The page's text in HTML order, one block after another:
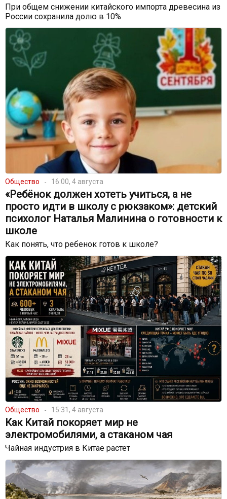
При общем снижении китайского импорта древесина из
России сохранила долю в 10%
Общество 16:00, 4 августа
«Ребёнок должен хотеть учиться, а не
просто идти в школу с рюкзаком»: детский
психолог Наталья Малинина о готовности к
школе
Как понять, что ребенок готов к школе?
Общество 15:31, 4 августа
Как Китай покоряет мир не
электромобилями, а стаканом чая
Чайная индустрия в Китае растет